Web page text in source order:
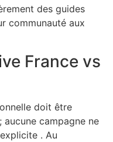
des guides
communauté aux
France vs
doit être
aucune campagne ne
. Au